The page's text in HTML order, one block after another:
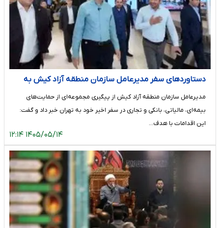
دستاوردهای سفر مدیرعامل سازمان منطقه آزاد کیش به
مدیرعامل سازمان منطقه آزاد کیش از پیگیری مجموعه‌ای از حمایت‌های
بیمه‌ای، مالیاتی، بانکی و تجاری در سفر اخیر خود به تهران خبر داد و گفت:
این اقدامات با هدف…
۱۴۰۵/۰۵/۱۴ ۱۲:۱۴